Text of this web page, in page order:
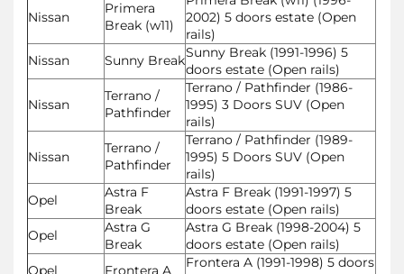
Nissan
Primera
Break (w11)
2002) 5 doors estate (Open
rails)
Nissan
Sunny BreakSunny Break (1991-1996) 5
doors estate (Open rails)
Nissan
Terrano /
Pathfinder
Terrano / Pathfinder (1986-
1995) 3 Doors SUV (Open
rails)
Nissan
Terrano /
Pathfinder
Terrano / Pathfinder (1989-
1995) 5 Doors SUV (Open
rails)
Opel
Astra F
Break
Astra F Break (1991-1997) 5
doors estate (Open rails)
Opel
Astra G
Break
Astra G Break (1998-2004) 5
doors estate (Open rails)
Opel
Frontera A
Frontera A (1991-1998) 5 doors